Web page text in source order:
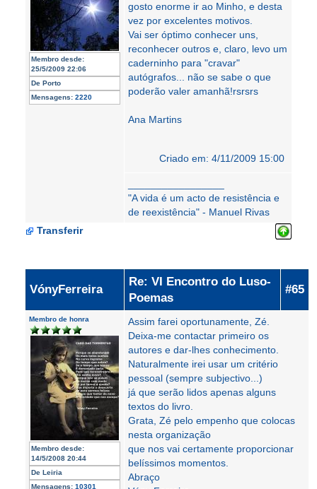
Membro desde:
25/5/2009 22:06
De Porto
Mensagens: 2220
gosto enorme ir ao Minho, e desta
vez por excelentes motivos.
Vai ser óptimo conhecer uns,
reconhecer outros e, claro, levo um
caderninho para "cravar"
autógrafos... não se sabe o que
poderão valer amanhã!rsrsrs
Ana Martins
Criado em: 4/11/2009 15:00
"A vida é um acto de resistência e
de reexistência" - Manuel Rivas
Transferir
VónyFerreira
Re: VI Encontro do Luso-
Poemas
#65
Membro de honra
Membro desde:
14/5/2008 20:44
De Leiria
Mensagens: 10301
Assim farei oportunamente, Zé.
Deixa-me contactar primeiro os
autores e dar-lhes conhecimento.
Naturalmente irei usar um critério
pessoal (sempre subjectivo...)
já que serão lidos apenas alguns
textos do livro.
Grata, Zé pelo empenho que colocas
nesta organização
que nos vai certamente proporcionar
belíssimos momentos.
Abraço